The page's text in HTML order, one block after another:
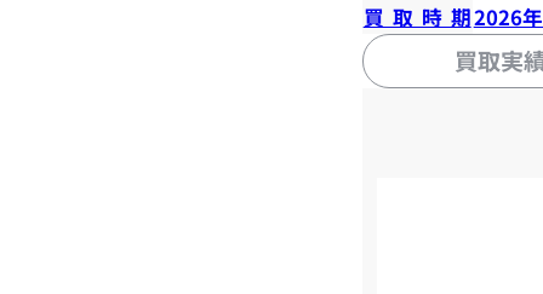
買取時期2026
買取実